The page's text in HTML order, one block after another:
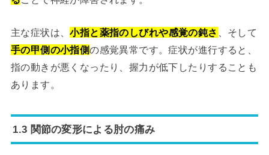
主な症状は、小指と薬指のしびれや感覚の鈍さ
、そして
手の甲側の小指側の感覚異常です。症状が進行すると、
指の動きが悪くなったり、握力が低下したりすることも
あります。
1.3 関節の変形による肘の痛み